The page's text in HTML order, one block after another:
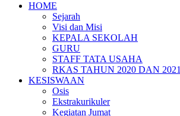
HOME
Sejarah
Visi dan Misi
KEPALA SEKOLAH
GURU
STAFF TATA USAHA
RKAS TAHUN 2020 DAN 2021
KESISWAAN
Osis
Ekstrakurikuler
Kegiatan Jumat